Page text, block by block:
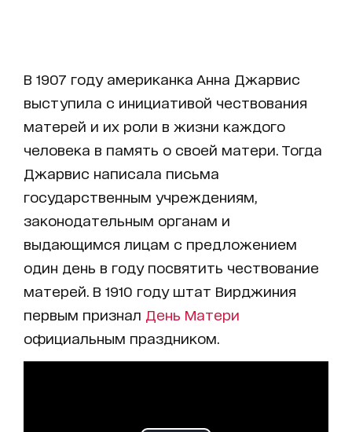
В 1907 году американка Анна Джарвис
выступила с инициативой чествования
матерей и их роли в жизни каждого
человека в память о своей матери. Тогда
Джарвис написала письма
государственным учреждениям,
законодательным органам и
выдающимся лицам с предложением
один день в году посвятить чествование
матерей. В 1910 году штат Вирджиния
первым признал День Матери
официальным праздником.